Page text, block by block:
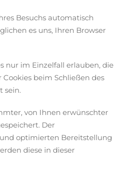
Besuchs automatisch
es uns, Ihren Browser
nur im Einzelfall erlauben, die
beim Schließen des
sein.
von Ihnen erwünschter
Der
optimierten Bereitstellung
diese in dieser